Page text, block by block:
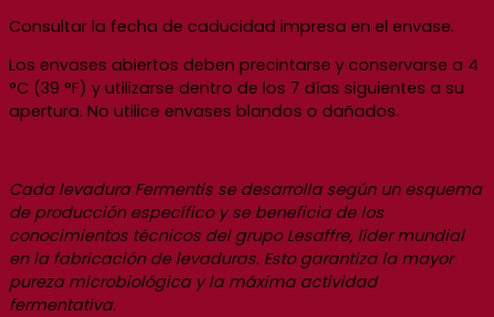
Consultar la fecha de caducidad impresa en el envase.
Los envases abiertos deben precintarse y conservarse a 4
°C (39 °F) y utilizarse dentro de los 7 días siguientes a su
apertura. No utilice envases blandos o dañados.
Cada levadura Fermentis se desarrolla según un esquema
de producción específico y se beneficia de los
conocimientos técnicos del grupo Lesaffre, líder mundial
en la fabricación de levaduras. Esto garantiza la mayor
pureza microbiológica y la máxima actividad
fermentativa.